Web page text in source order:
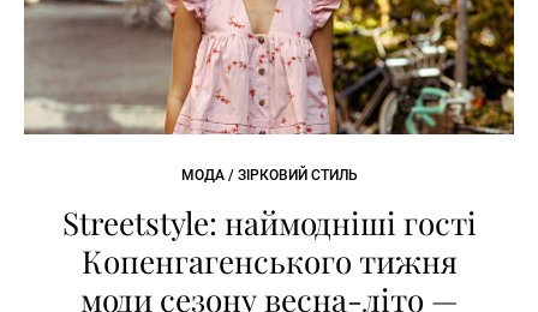
МОДА / ЗІРКОВИЙ СТИЛЬ
Streetstyle: наймодніші гості
Копенгагенського тижня
моди сезону весна-літо —